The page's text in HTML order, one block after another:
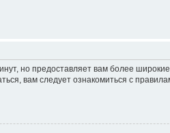
но предоставляет вам более
вам следует ознакомиться с